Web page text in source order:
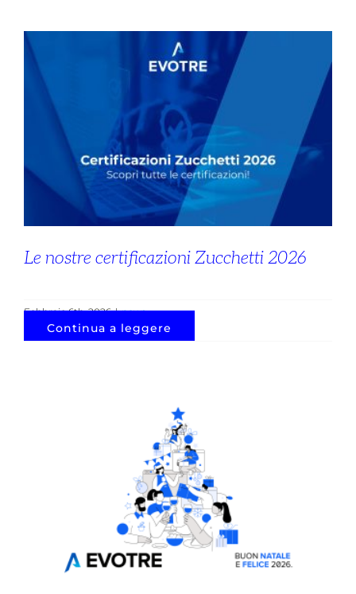
Le nostre certificazioni Zucchetti 2026
Febbraio 6th, 2026 | news
Continua a leggere